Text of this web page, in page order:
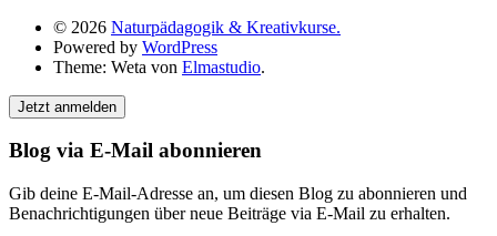
© 2026 Naturpädagogik & Kreativkurse.
Powered by WordPress
Theme: Weta von Elmastudio.
Jetzt anmelden
Blog via E-Mail abonnieren
Gib deine E-Mail-Adresse an, um diesen Blog zu abonnieren und
Benachrichtigungen über neue Beiträge via E-Mail zu erhalten.